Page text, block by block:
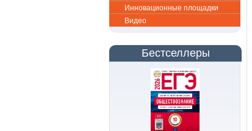
Инновационные площадки
Видео
Бестселлеры